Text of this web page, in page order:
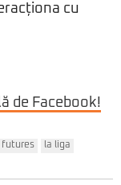
cu
de Facebook!
futures la liga